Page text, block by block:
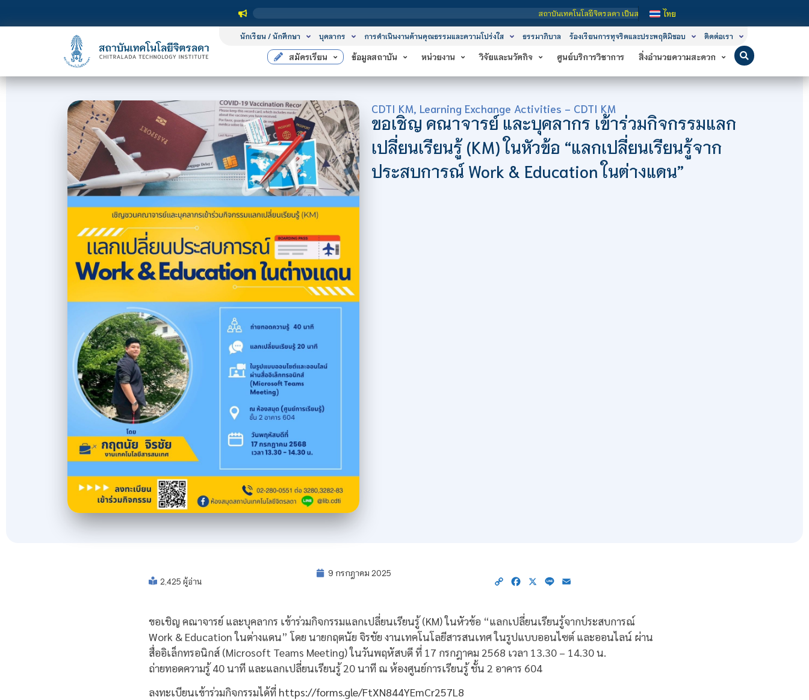
สถาบันเทคโนโลยีจิตรลดา เป็นสถาบันอุดมศึกษาในกำกับของรัฐ เปิดหลักสูตรการเรียนการสอน 3 ร
ไทย
นักเรียน / นักศึกษา บุคลากร การดำเนินงานด้านคุณธรรมและความโปร่งใส ธรรมาภิบาล ร้องเรียนการทุจริตและประพฤติมิชอบ ติดต่อเรา
สมัครเรียน ข้อมูลสถาบัน หน่วยงาน วิจัยและนวัตกิจ ศูนย์บริการวิชาการ สิ่งอำนวยความสะดวก
CDTI KM, Learning Exchange Activities - CDTI KM
ขอเชิญ คณาจารย์ และบุคลากร เข้าร่วมกิจกรรมแลก
เปลี่ยนเรียนรู้ (KM) ในหัวข้อ “แลกเปลี่ยนเรียนรู้จาก
ประสบการณ์ Work & Education ในต่างแดน”
2,425 ผู้อ่าน
9 กรกฎาคม 2025
Copy Facebook
X Line
ขอเชิญ คณาจารย์ และบุคลากร เข้าร่วมกิจกรรมแลกเปลี่ยนเรียนรู้ (KM) ในหัวข้อ “แลกเปลี่ยนเรียนรู้จากประสบการณ์
Work & Education ในต่างแดน” โดย นายกฤตนัย จิรชัย งานเทคโนโลยีสารสนเทศ ในรูปแบบออนไซต์ และออนไลน์ ผ่าน
สื่ออิเล็กทรอนิกส์ (Microsoft Teams Meeting) ในวันพฤหัสบดี ที่ 17 กรกฎาคม 2568 เวลา 13.30 – 14.30 น.
ถ่ายทอดความรู้ 40 นาที และแลกเปลี่ยนเรียนรู้ 20 นาที ณ ห้องศูนย์การเรียนรู้ ชั้น 2 อาคาร 604
ลงทะเบียนเข้าร่วมกิจกรรมได้ที่ https://forms.gle/FtXN844YEmCr257L8